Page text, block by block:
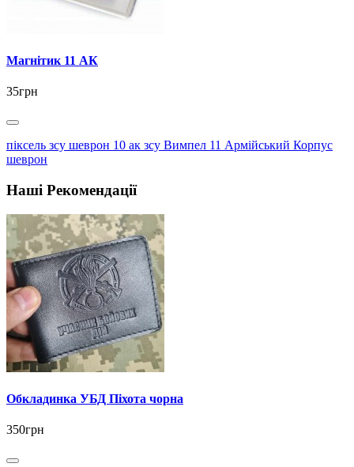
Магнітик 11 АК
35грн
піксель зсу шеврон 10 ак зсу Вимпел 11 Армійський Корпус
шеврон
Наші Рекомендації
Обкладинка УБД Піхота чорна
350грн